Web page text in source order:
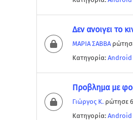
Δεν ανοιγει το
ΜΑΡΙΑ ΣΑΒΒΑ
Κατηγορία: Android
Προβλημα με
Γιώργος Κ. ρώτησε
Κατηγορία: Android